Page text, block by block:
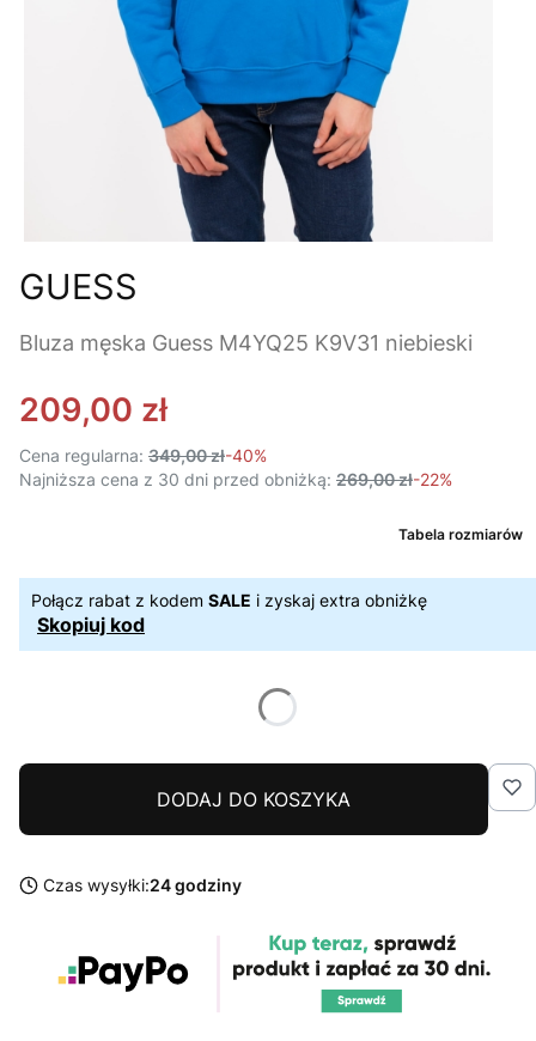
GUESS
Bluza męska Guess M4YQ25 K9V31 niebieski
209,00 zł
Cena regularna: 349,00 zł-40%
Najniższa cena z 30 dni przed obniżką: 269,00 zł-22%
Tabela rozmiarów
Połącz rabat z kodem SALE i zyskaj extra obniżkę
Skopiuj kod
DODAJ DO KOSZYKA
Czas wysyłki:24 godziny